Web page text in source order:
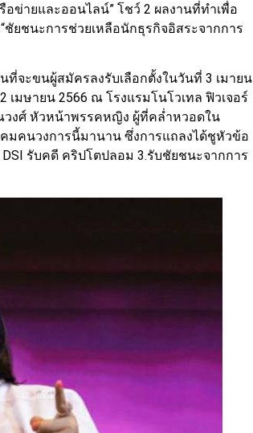
ข่ายและออนไลน์” โชว์ 2 ผลงานที่ทำเพื่อ
ชัยชนะการช่วยเหลือนักธุรกิจอิสระจากการ
จะขนผู้สมัครลงรับเลือกตั้งในวันที่ 3 เมายน
เมษายน 2566 ณ โรงแรมโนโวเทล ฟิวเจอร์
วงศ์ หัวหน้าพรรคหญิง ผู้ที่คล่ำหวอดใน
มคนวงการนี้มานาน ซึ่งการแถลงได้ชูหัวข้อ
รับคดี คริปโตปลอม 3.รับชัยชนะจากการ